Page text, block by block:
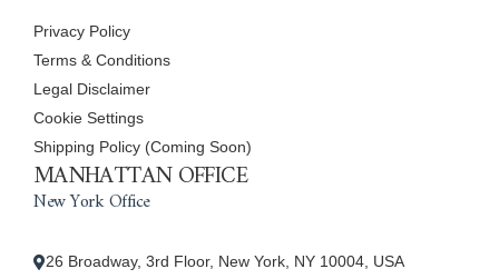
Privacy Policy
Terms & Conditions
Legal Disclaimer
Cookie Settings
Shipping Policy (Coming Soon)
MANHATTAN OFFICE
New York Office
26 Broadway, 3rd Floor, New York, NY 10004, USA